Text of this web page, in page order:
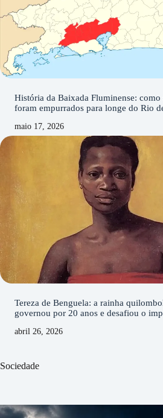
História da Baixada Fluminense: como
foram empurrados para longe do Rio
maio 17, 2026
Tereza de Benguela: a rainha
governou por 20 anos e desafiou o
abril 26, 2026
Sociedade